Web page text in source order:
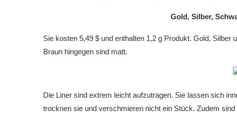
Gold, Silber,
Sie kosten 5,49 $ und enthalten 1,2 g Produkt. Gold,
Braun hingegen sind matt.
Die Liner sind extrem leicht aufzutragen. Sie lassen sich
trocknen sie und verschmieren nicht ein Stück. Zudem